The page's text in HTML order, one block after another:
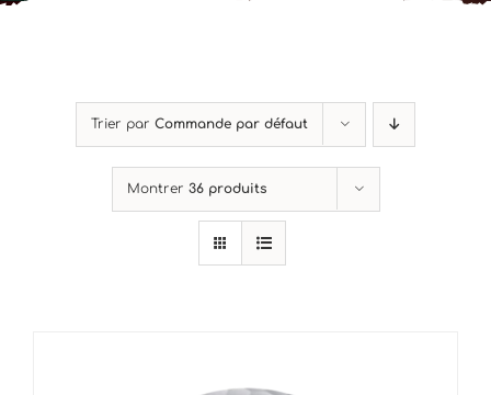
Trier par Commande par défaut
Montrer 36 produits